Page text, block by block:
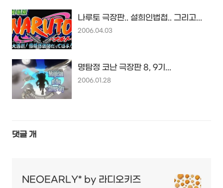
나루토 극장판.. 설희인법첩.. 그리고...
2006.04.03
명탐정 코난 극장판 8, 9기...
2006.01.28
댓글 개
NEOEARLY* by 라디오키즈